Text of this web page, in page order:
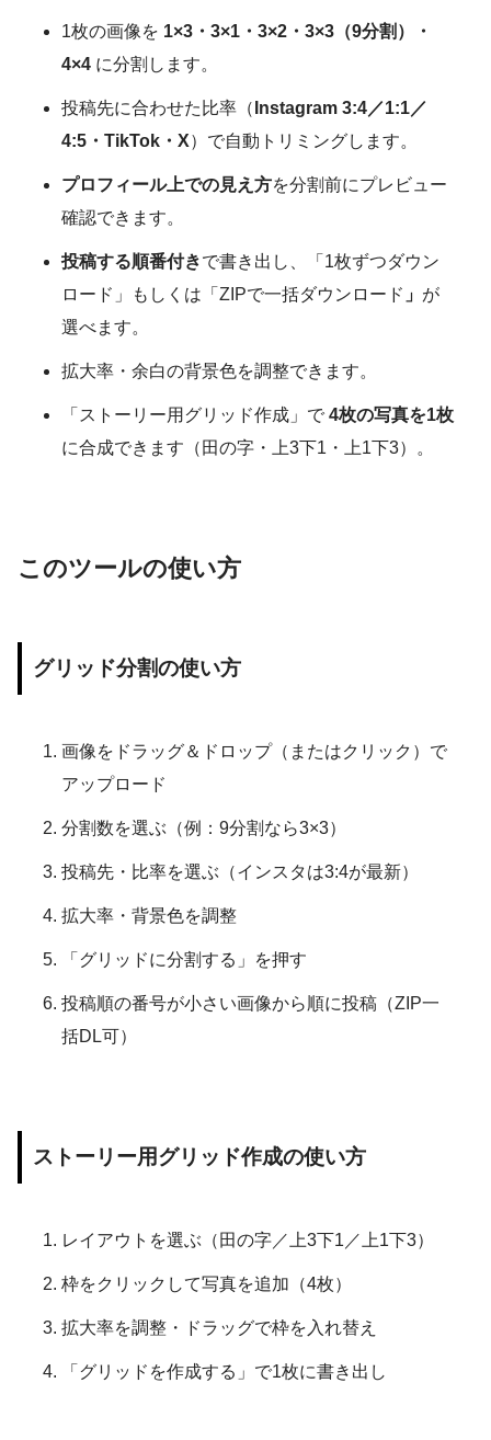
1枚の画像を 1×3・3×1・3×2・3×3（9分割）・
4×4 に分割します。
投稿先に合わせた比率（ Instagram 3:4／1:1／
4:5・TikTok・X）で自動トリミングします。
プロフィール上での見え方を分割前にプレビュー
確認できます。
投稿する順番付きで書き出し、「1枚ずつダウン
ロード」もしくは「ZIPで一括ダウンロード 」 が
選べます。
拡大率・余白の背景色を調整できます。
「ストーリー用グリッド作成」で 4枚の写真を1枚
に合成できます（田の字・上3下1・上1下3）。
このツールの使い方
グリッド分割の使い方
画像をドラッグ＆ドロップ（またはクリック）で
アップロード
分割数を選ぶ（例：9分割なら3×3）
投稿先・比率を選ぶ（インスタは3:4が最新）
拡大率・背景色を調整
「グリッドに分割する」を押す
投稿順の番号が小さい画像から順に投稿（ZIP一
括DL可）
ストーリー用グリッド作成の使い方
レイアウトを選ぶ（田の字／上3下1／上1下3）
枠をクリックして写真を追加（4枚）
拡大率を調整・ドラッグで枠を入れ替え
「グリッドを作成する」で1枚に書き出し